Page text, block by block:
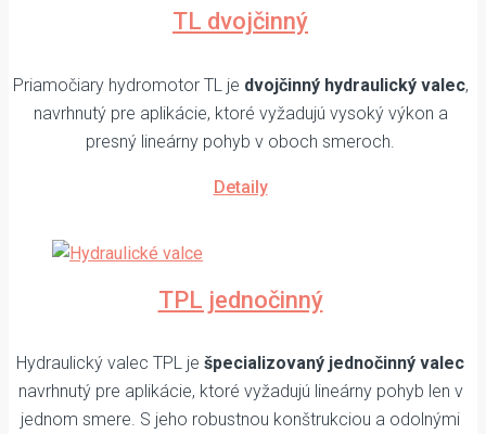
TL dvojčinný
Priamočiary hydromotor TL je dvojčinný hydraulický valec,
navrhnutý pre aplikácie, ktoré vyžadujú vysoký výkon a
presný lineárny pohyb v oboch smeroch.
Detaily
TPL jednočinný
Hydraulický valec TPL je špecializovaný jednočinný valec
navrhnutý pre aplikácie, ktoré vyžadujú lineárny pohyb len v
jednom smere. S jeho robustnou konštrukciou a odolnými